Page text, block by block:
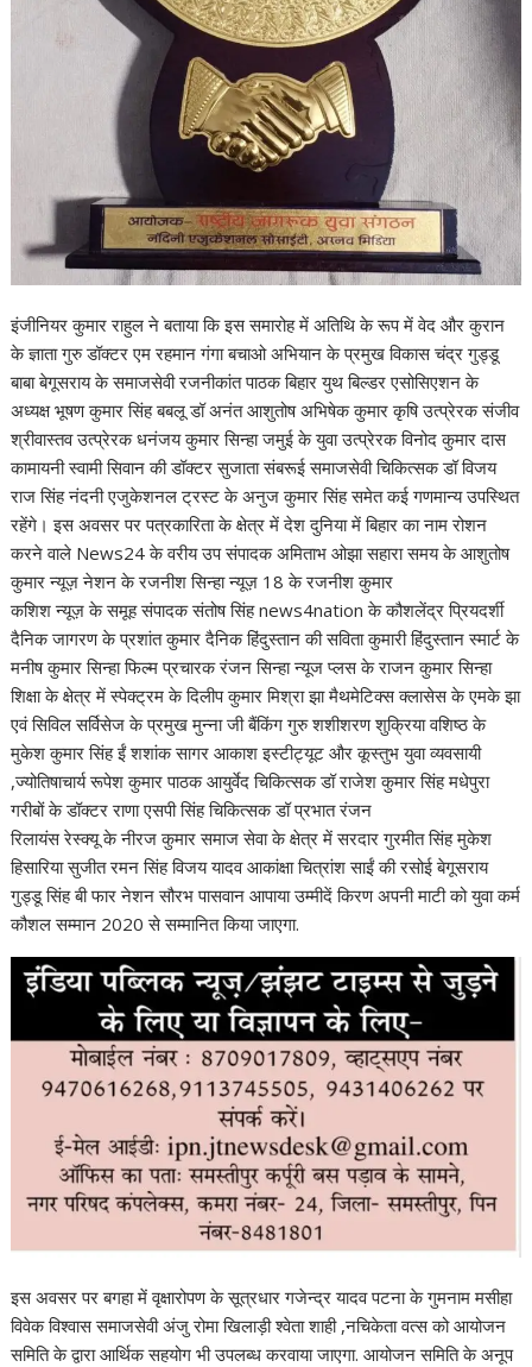
इंजीनियर कुमार राहुल ने बताया कि इस समारोह में अतिथि के रूप में वेद और कुरान
के ज्ञाता गुरु डॉक्टर एम रहमान गंगा बचाओ अभियान के प्रमुख विकास चंद्र गुड्डू
बाबा बेगूसराय के समाजसेवी रजनीकांत पाठक बिहार युथ बिल्डर एसोसिएशन के
अध्यक्ष भूषण कुमार सिंह बबलू डॉ अनंत आशुतोष अभिषेक कुमार कृषि उत्प्रेरक संजीव
श्रीवास्तव उत्प्रेरक धनंजय कुमार सिन्हा जमुई के युवा उत्प्रेरक विनोद कुमार दास
कामायनी स्वामी सिवान की डॉक्टर सुजाता संबरूई समाजसेवी चिकित्सक डॉ विजय
राज सिंह नंदनी एजुकेशनल ट्रस्ट के अनुज कुमार सिंह समेत कई गणमान्य उपस्थित
रहेंगे। इस अवसर पर पत्रकारिता के क्षेत्र में देश दुनिया में बिहार का नाम रोशन
करने वाले News24 के वरीय उप संपादक अमिताभ ओझा सहारा समय के आशुतोष
कुमार न्यूज़ नेशन के रजनीश सिन्हा न्यूज़ 18 के रजनीश कुमार
कशिश न्यूज़ के समूह संपादक संतोष सिंह news4nation के कौशलेंद्र प्रियदर्शी
दैनिक जागरण के प्रशांत कुमार दैनिक हिंदुस्तान की सविता कुमारी हिंदुस्तान स्मार्ट के
मनीष कुमार सिन्हा फिल्म प्रचारक रंजन सिन्हा न्यूज प्लस के राजन कुमार सिन्हा
शिक्षा के क्षेत्र में स्पेक्ट्रम के दिलीप कुमार मिश्रा झा मैथमेटिक्स क्लासेस के एमके झा
एवं सिविल सर्विसेज के प्रमुख मुन्ना जी बैंकिंग गुरु शशीशरण शुक्रिया वशिष्ठ के
मुकेश कुमार सिंह ईं शशांक सागर आकाश इस्टीट्यूट और कूस्तुभ युवा व्यवसायी
,ज्योतिषाचार्य रूपेश कुमार पाठक आयुर्वेद चिकित्सक डॉ राजेश कुमार सिंह मधेपुरा
गरीबों के डॉक्टर राणा एसपी सिंह चिकित्सक डॉ प्रभात रंजन
रिलायंस रेस्क्यू के नीरज कुमार समाज सेवा के क्षेत्र में सरदार गुरमीत सिंह मुकेश
हिसारिया सुजीत रमन सिंह विजय यादव आकांक्षा चित्रांश साईं की रसोई बेगूसराय
गुड्डू सिंह बी फार नेशन सौरभ पासवान आपाया उम्मीदें किरण अपनी माटी को युवा कर्म
कौशल सम्मान 2020 से सम्मानित किया जाएगा.
इस अवसर पर बगहा में वृक्षारोपण के सूत्रधार गजेन्द्र यादव पटना के गुमनाम मसीहा
विवेक विश्वास समाजसेवी अंजु रोमा खिलाड़ी श्वेता शाही ,नचिकेता वत्स को आयोजन
समिति के द्वारा आर्थिक सहयोग भी उपलब्ध करवाया जाएगा. आयोजन समिति के अनूप